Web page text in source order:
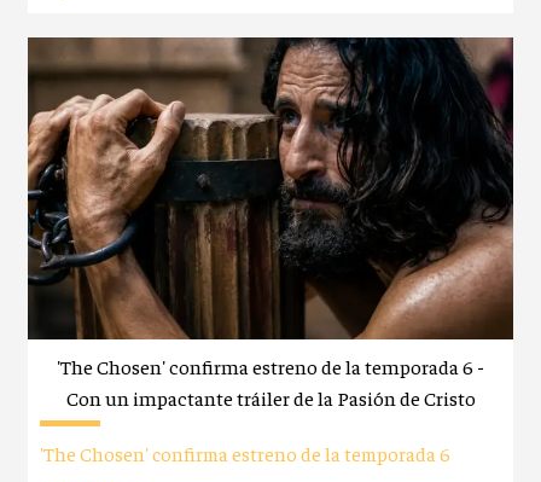
'The Chosen' confirma estreno de la temporada 6 -
Con un impactante tráiler de la Pasión de Cristo
'The Chosen' confirma estreno de la temporada 6